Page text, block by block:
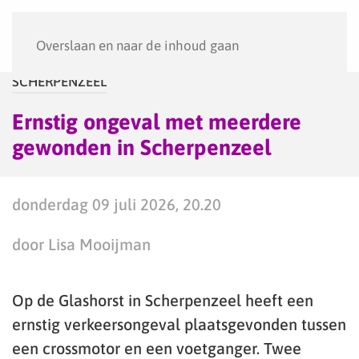
Overslaan en naar de inhoud gaan
SCHERPENZEEL
Ernstig ongeval met meerdere
gewonden in Scherpenzeel
donderdag 09 juli 2026, 20.20
door Lisa Mooijman
Op de Glashorst in Scherpenzeel heeft een
ernstig verkeersongeval plaatsgevonden tussen
een crossmotor en een voetganger. Twee